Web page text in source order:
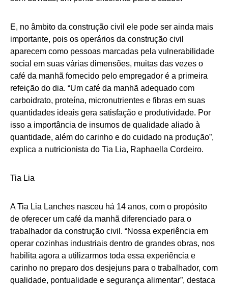
E, no âmbito da construção civil ele pode ser ainda mais
importante, pois os operários da construção civil
aparecem como pessoas marcadas pela vulnerabilidade
social em suas várias dimensões, muitas das vezes o
café da manhã fornecido pelo empregador é a primeira
refeição do dia. “Um café da manhã adequado com
carboidrato, proteína, micronutrientes e fibras em suas
quantidades ideais gera satisfação e produtividade. Por
isso a importância de insumos de qualidade aliado à
quantidade, além do carinho e do cuidado na produção”,
explica a nutricionista do Tia Lia, Raphaella Cordeiro.
Tia Lia
A Tia Lia Lanches nasceu há 14 anos, com o propósito
de oferecer um café da manhã diferenciado para o
trabalhador da construção civil. “Nossa experiência em
operar cozinhas industriais dentro de grandes obras, nos
habilita agora a utilizarmos toda essa experiência e
carinho no preparo dos desjejuns para o trabalhador, com
qualidade, pontualidade e segurança alimentar”, destaca